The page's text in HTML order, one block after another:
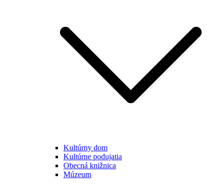
Kultúrny dom
Kultúrne podujatia
Obecná knižnica
Múzeum